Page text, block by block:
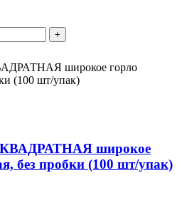
+
КВАДРАТНАЯ широкое
без пробки (100 шт/упак)